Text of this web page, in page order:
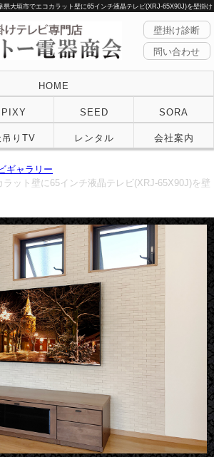
県大垣市でエコカラット壁に65インチ液晶テレビ(XRJ-65X90J)を壁掛け
壁掛け診断
問い合わせ
HOME
PIXY SEED SORA
吊りTV レンタル 会社案内
ギャラリー
ット壁に65インチ液晶テレビ(XRJ-65X90J)を壁